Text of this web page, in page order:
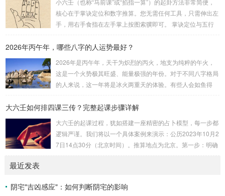
赖关系，可以清晰地通过下图展现：二、 核心安星诀详解1.
安紫微星诀（定帝星）这是所有安星的第一步，至关重要。口
诀：紫微天机星逆行，隔一阳武天同行，...
核心在于掌诀定位和数字推算。您无需任何工具，只需伸出左
手，用右手食指在左手掌上按图索骥即可。 掌诀定位与五行
吉。留连：位于食指指尖，属水，玄武，主数2、7、8，凶。
口：位于无名指指尖，属金，白虎，主数4、1、2，凶。小
吉：位于无名指根部，属木，六合，主数5、3、8，吉。空
亡：位于中指根部，属土，勾陈，...
2026年丙午年，哪些八字的人运势最好？
2026年是丙午年，天干为炽烈的丙火，地支为纯粹的午火，
这是一个火势极其旺盛、能量极强的年份。对于不同八字格局
的人来说，这一年将是冰火两重天的体验。有些人会如鱼得
理：吉凶在于平衡与需求八字讲究五行平衡与“喜用神”。喜用
26年丙午，是火力全开的一年。因此：八字命局中“喜火”、“用
火”的人，等于得到了天地最强能量的帮助，犹如天降神助，
运势自然一飞冲天。八字命局中“忌火”的人...
大六壬如何排四课三传？完整起课步骤详解
大六壬的起课过程，犹如搭建一座精密的占卜模型，每一步都
逻辑严谨。我们将以一个具体案例来演示：公历2023年10月2
7日14点30分（北京时间）。推算地点为北京。第一步：明确
你需要：一张空白的天地盘（内含十二地支）、月将、当天日
最近发表
阴宅"吉凶感应"：如何判断阴宅的影响